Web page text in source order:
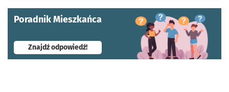
Poradnik Mieszkańca
Znajdź odpowiedź!- otworzy się w nowej karcie